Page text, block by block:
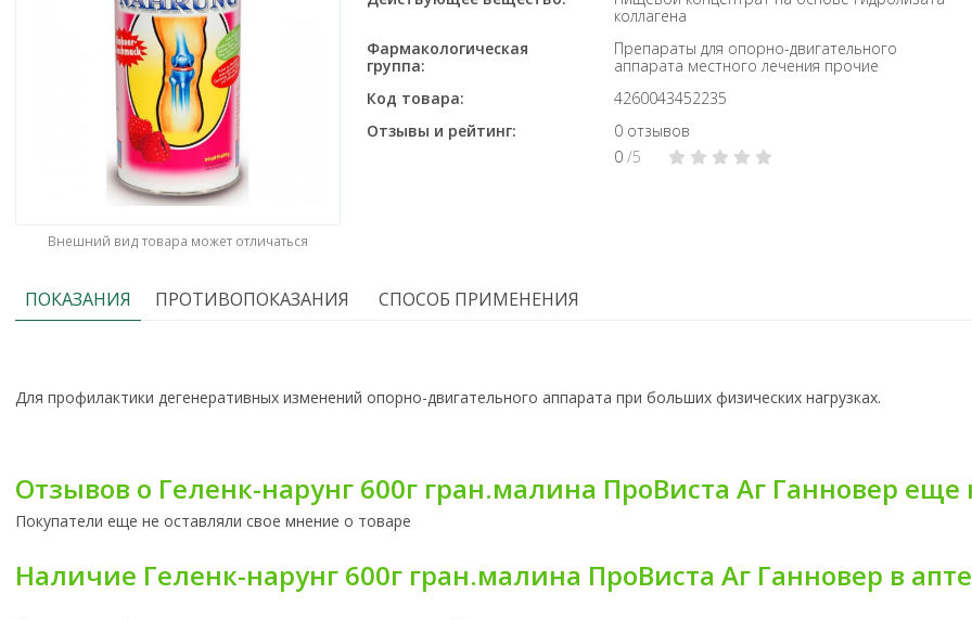
Внешний вид товара может отличаться
коллагена
Фармакологическая
группа:
Препараты для опорно-двигательного
аппарата местного лечения прочие
Код товара:
4260043452235
Отзывы и рейтинг:
0 отзывов
0 /5
ПОКАЗАНИЯ ПРОТИВОПОКАЗАНИЯ СПОСОБ ПРИМЕНЕНИЯ
Для профилактики дегенеративных изменений опорно-двигательного аппарата при больших физических нагрузках.
Отзывов о Геленк-нарунг 600г гран.малина ПроВиста Аг Ганновер еще
Покупатели еще не оставляли свое мнение о товаре
Наличие Геленк-нарунг 600г гран.малина ПроВиста Аг Ганновер в